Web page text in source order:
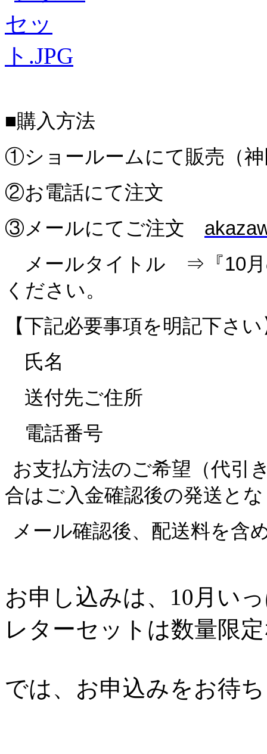
■購入方法
①ショールームにて販売（
②お電話にて注文
③メールにてご注文
メールタイトル ⇒『10
ください。
【下記必要事項を明記下さ
氏名
送付先ご住所
電話番号
お支払方法のご希望（代引
合はご入金確認後の発送と
メール確認後、配送料を含
お申し込みは、10月い
レターセットは数量限
では、お申込みをお待